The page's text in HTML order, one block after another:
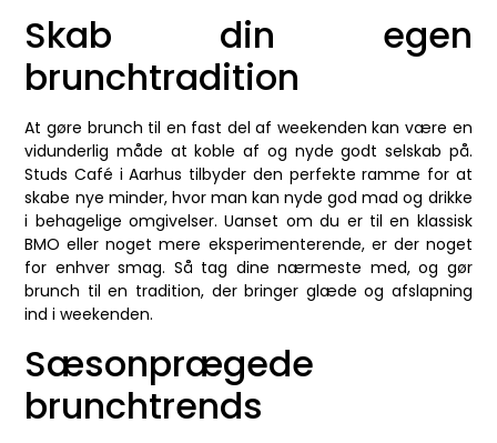
Skab din egen
brunchtradition
At gøre brunch til en fast del af weekenden kan være en
vidunderlig måde at koble af og nyde godt selskab på.
Studs Café i Aarhus tilbyder den perfekte ramme for at
skabe nye minder, hvor man kan nyde god mad og drikke
i behagelige omgivelser. Uanset om du er til en klassisk
BMO eller noget mere eksperimenterende, er der noget
for enhver smag. Så tag dine nærmeste med, og gør
brunch til en tradition, der bringer glæde og afslapning
ind i weekenden.
Sæsonprægede
brunchtrends